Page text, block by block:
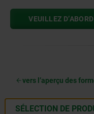
VEUILLEZ
vers l’aperçu des
SÉLECTION DE